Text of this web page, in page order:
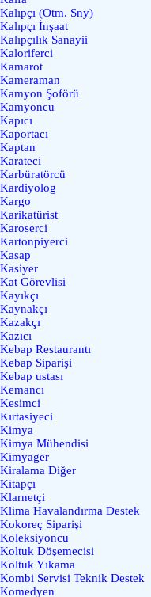
Kalıpçı (Otm. Sny)
Kalıpçı İnşaat
Kalıpçılık Sanayii
Kaloriferci
Kamarot
Kameraman
Kamyon Şoförü
Kamyoncu
Kapıcı
Kaportacı
Kaptan
Karateci
Karbüratörcü
Kardiyolog
Kargo
Karikatürist
Karoserci
Kartonpiyerci
Kasap
Kasiyer
Kat Görevlisi
Kayıkçı
Kaynakçı
Kazakçı
Kazıcı
Kebap Restaurantı
Kebap Siparişi
Kebap ustası
Kemancı
Kesimci
Kırtasiyeci
Kimya
Kimya Mühendisi
Kimyager
Kiralama Diğer
Kitapçı
Klarnetçi
Klima Havalandırma Destek
Kokoreç Siparişi
Koleksiyoncu
Koltuk Döşemecisi
Koltuk Yıkama
Kombi Servisi Teknik Destek
Komedyen